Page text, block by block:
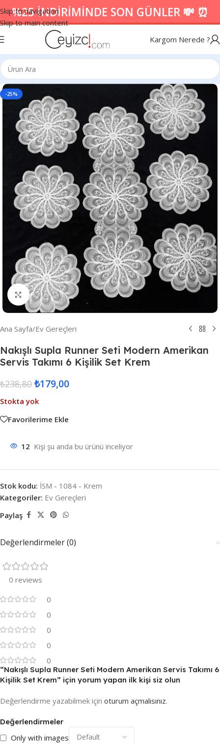
Skip to navigation
Skip to main content
%25 İNDİRİMİNDE SON GÜNLER 💸 ⏰
Kargom Nerede ?
-25%
Resmi Büyüt
Ana Sayfa/Ev Gereçleri
Nakışlı Supla Runner Seti Modern Amerikan
Servis Takımı 6 Kişilik Set Krem
₺238,80 ₺179,00
Stokta yok
Favorilerime Ekle
12 Kişi şu anda bu ürünü inceliyor
Stok kodu: İSM - 1084 - Krem
Kategoriler: Ev Gereçleri
Paylaş
Değerlendirmeler (0)
0 reviews
0
0
0
0
0
Değerlendirmeler
Only with images
“Nakışlı Supla Runner Seti Modern Amerikan Servis Takımı 6
Kişilik Set Krem” için yorum yapan ilk kişi siz olun
Değerlendirme yazabilmek için oturum açmalısınız.